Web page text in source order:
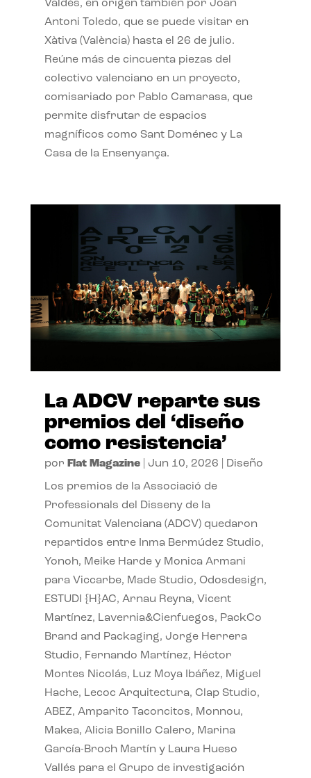
Valdés, en origen también por Joan
Antoni Toledo, que se puede visitar en
Xàtiva (València) hasta el 26 de julio.
Reúne más de cincuenta piezas del
colectivo valenciano en un proyecto,
comisariado por Pablo Camarasa, que
permite disfrutar de espacios
magníficos como Sant Doménec y La
Casa de la Ensenyança.
La ADCV reparte sus
premios del ‘diseño
como resistencia’
por Flat Magazine| Jun 10, 2026 Diseño
Los premios de la Associació de
Professionals del Disseny de la
Comunitat Valenciana (ADCV) quedaron
repartidos entre Inma Bermúdez Studio,
Yonoh, Meike Harde y Monica Armani
para Viccarbe, Made Studio, Odosdesign,
ESTUDI {H}AC, Arnau Reyna, Vicent
Martínez, Lavernia&Cienfuegos, PackCo
Brand and Packaging, Jorge Herrera
Studio, Fernando Martínez, Héctor
Montes Nicolás, Luz Moya Ibáñez, Miguel
Hache, Lecoc Arquitectura, Clap Studio,
ABEZ, Amparito Taconcitos, Monnou,
Makea, Alicia Bonillo Calero, Marina
García-Broch Martín y Laura Hueso
Vallés para el Grupo de investigación